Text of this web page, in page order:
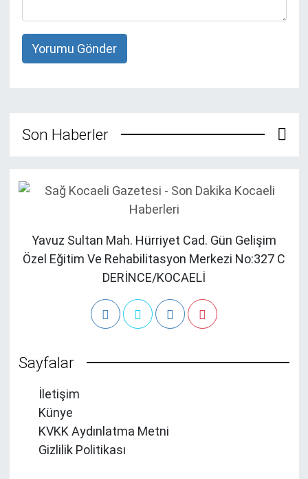
Yorumu Gönder
Son Haberler
Yavuz Sultan Mah. Hürriyet Cad. Gün Gelişim
Özel Eğitim Ve Rehabilitasyon Merkezi No:327 C
DERİNCE/KOCAELİ
Sayfalar
İletişim
Künye
KVKK Aydınlatma Metni
Gizlilik Politikası